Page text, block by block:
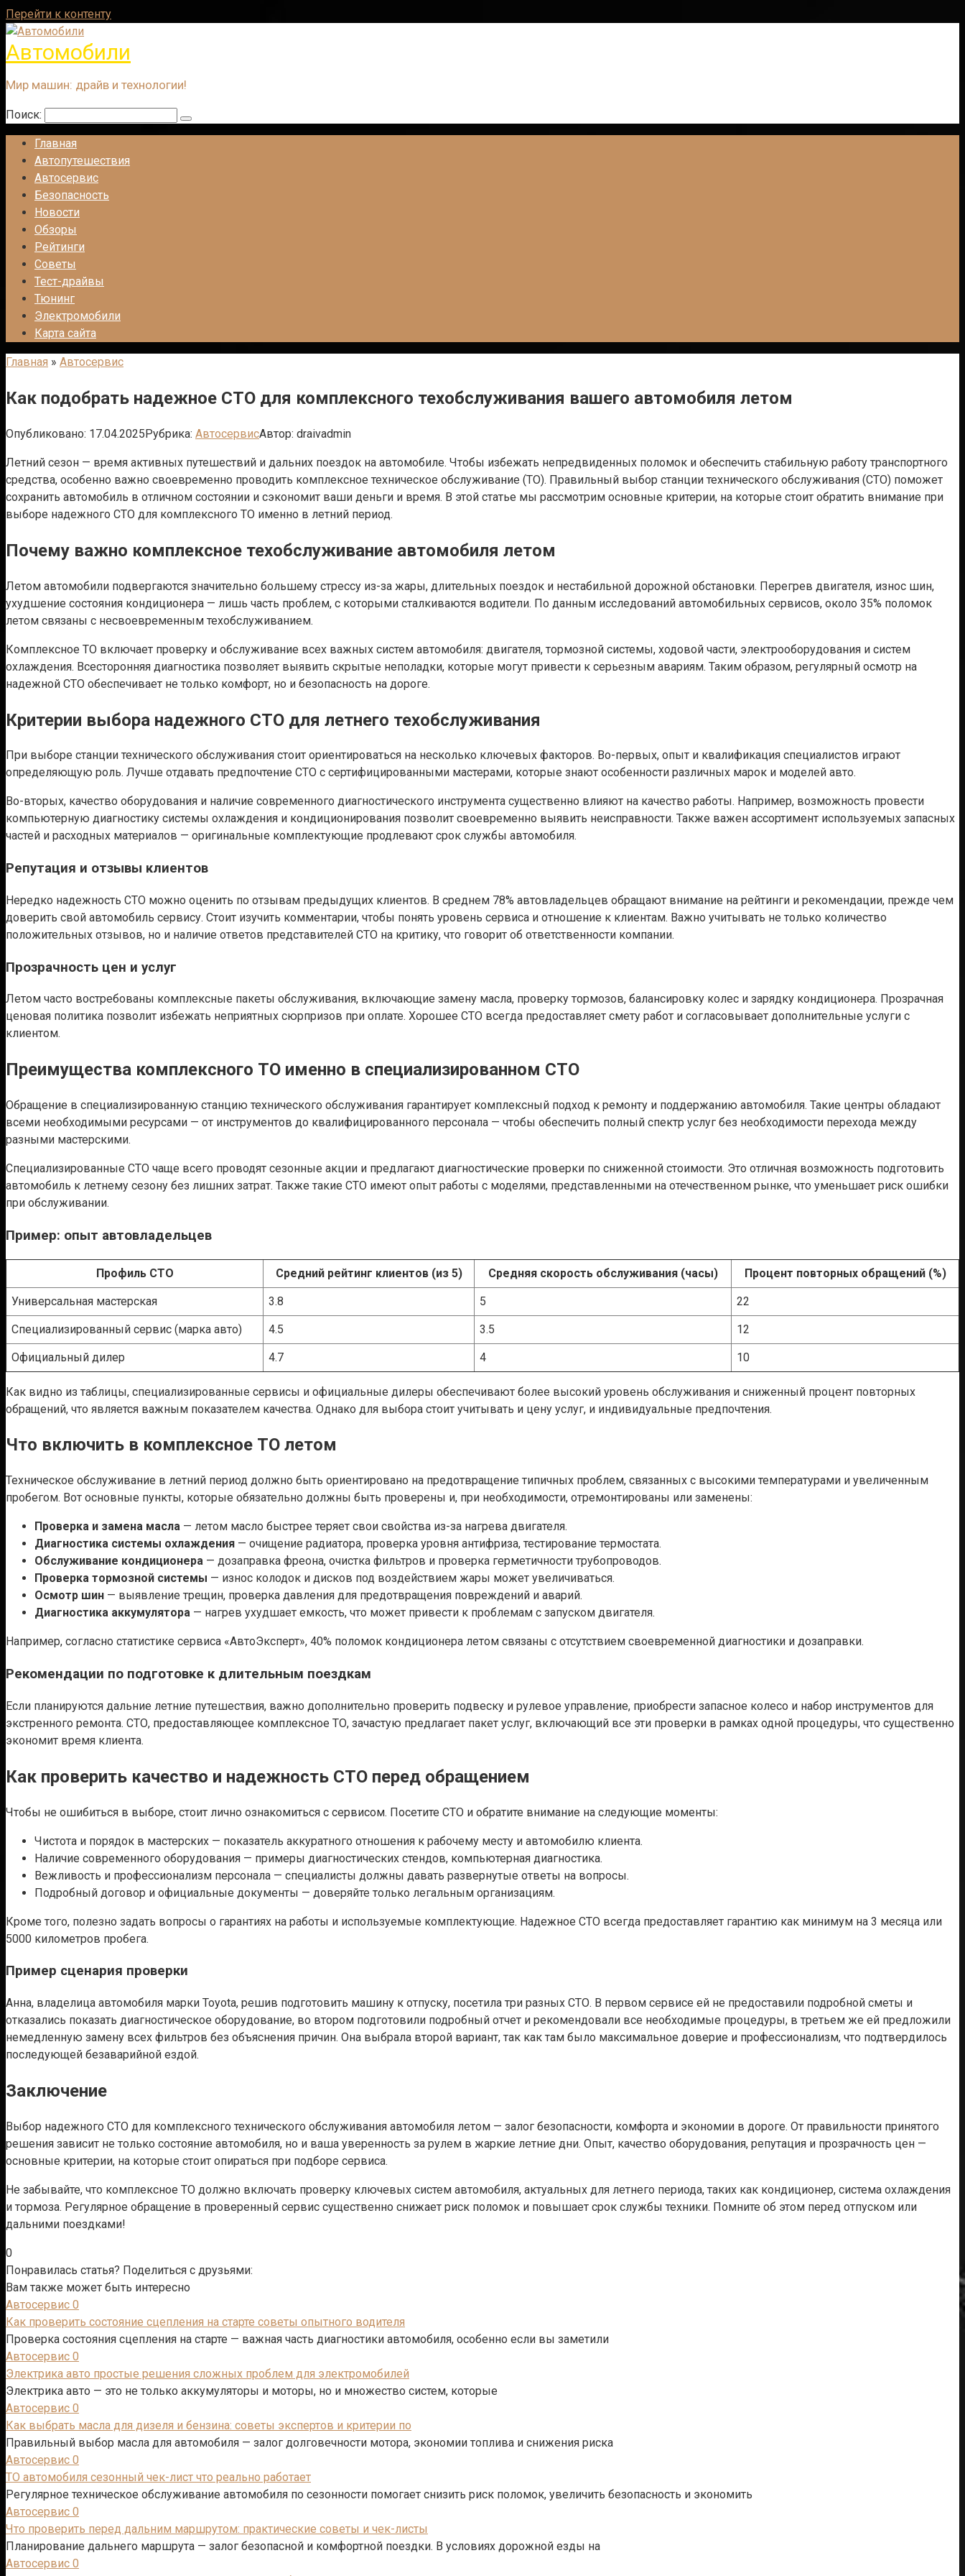
Перейти к контенту
Автомобили
Мир машин: драйв и технологии!
Поиск:
Главная
Автопутешествия
Автосервис
Безопасность
Новости
Обзоры
Рейтинги
Советы
Тест-драйвы
Тюнинг
Электромобили
Карта сайта
Главная » Автосервис
Как подобрать надежное СТО для комплексного техобслуживания вашего автомобиля летом
Опубликовано: 17.04.2025Рубрика: АвтосервисАвтор: draivadmin
Летний сезон — время активных путешествий и дальних поездок на автомобиле. Чтобы избежать непредвиденных поломок и обеспечить стабильную работу транспортного
средства, особенно важно своевременно проводить комплексное техническое обслуживание (ТО). Правильный выбор станции технического обслуживания (СТО) поможет
сохранить автомобиль в отличном состоянии и сэкономит ваши деньги и время. В этой статье мы рассмотрим основные критерии, на которые стоит обратить внимание при
выборе надежного СТО для комплексного ТО именно в летний период.
Почему важно комплексное техобслуживание автомобиля летом
Летом автомобили подвергаются значительно большему стрессу из-за жары, длительных поездок и нестабильной дорожной обстановки. Перегрев двигателя, износ шин,
ухудшение состояния кондиционера — лишь часть проблем, с которыми сталкиваются водители. По данным исследований автомобильных сервисов, около 35% поломок
летом связаны с несвоевременным техобслуживанием.
Комплексное ТО включает проверку и обслуживание всех важных систем автомобиля: двигателя, тормозной системы, ходовой части, электрооборудования и систем
охлаждения. Всесторонняя диагностика позволяет выявить скрытые неполадки, которые могут привести к серьезным авариям. Таким образом, регулярный осмотр на
надежной СТО обеспечивает не только комфорт, но и безопасность на дороге.
Критерии выбора надежного СТО для летнего техобслуживания
При выборе станции технического обслуживания стоит ориентироваться на несколько ключевых факторов. Во-первых, опыт и квалификация специалистов играют
определяющую роль. Лучше отдавать предпочтение СТО с сертифицированными мастерами, которые знают особенности различных марок и моделей авто.
Во-вторых, качество оборудования и наличие современного диагностического инструмента существенно влияют на качество работы. Например, возможность провести
компьютерную диагностику системы охлаждения и кондиционирования позволит своевременно выявить неисправности. Также важен ассортимент используемых запасных
частей и расходных материалов — оригинальные комплектующие продлевают срок службы автомобиля.
Репутация и отзывы клиентов
Нередко надежность СТО можно оценить по отзывам предыдущих клиентов. В среднем 78% автовладельцев обращают внимание на рейтинги и рекомендации, прежде чем
доверить свой автомобиль сервису. Стоит изучить комментарии, чтобы понять уровень сервиса и отношение к клиентам. Важно учитывать не только количество
положительных отзывов, но и наличие ответов представителей СТО на критику, что говорит об ответственности компании.
Прозрачность цен и услуг
Летом часто востребованы комплексные пакеты обслуживания, включающие замену масла, проверку тормозов, балансировку колес и зарядку кондиционера. Прозрачная
ценовая политика позволит избежать неприятных сюрпризов при оплате. Хорошее СТО всегда предоставляет смету работ и согласовывает дополнительные услуги с
клиентом.
Преимущества комплексного ТО именно в специализированном СТО
Обращение в специализированную станцию технического обслуживания гарантирует комплексный подход к ремонту и поддержанию автомобиля. Такие центры обладают
всеми необходимыми ресурсами — от инструментов до квалифицированного персонала — чтобы обеспечить полный спектр услуг без необходимости перехода между
разными мастерскими.
Специализированные СТО чаще всего проводят сезонные акции и предлагают диагностические проверки по сниженной стоимости. Это отличная возможность подготовить
автомобиль к летнему сезону без лишних затрат. Также такие СТО имеют опыт работы с моделями, представленными на отечественном рынке, что уменьшает риск ошибки
при обслуживании.
Пример: опыт автовладельцев
Профиль СТО Средний рейтинг клиентов (из 5) Средняя скорость обслуживания (часы) Процент повторных обращений (%)
Универсальная мастерская 3.8 5 22
Специализированный сервис (марка авто) 4.5 3.5 12
Официальный дилер 4.7 4 10
Как видно из таблицы, специализированные сервисы и официальные дилеры обеспечивают более высокий уровень обслуживания и сниженный процент повторных
обращений, что является важным показателем качества. Однако для выбора стоит учитывать и цену услуг, и индивидуальные предпочтения.
Что включить в комплексное ТО летом
Техническое обслуживание в летний период должно быть ориентировано на предотвращение типичных проблем, связанных с высокими температурами и увеличенным
пробегом. Вот основные пункты, которые обязательно должны быть проверены и, при необходимости, отремонтированы или заменены:
Проверка и замена масла — летом масло быстрее теряет свои свойства из-за нагрева двигателя.
Диагностика системы охлаждения — очищение радиатора, проверка уровня антифриза, тестирование термостата.
Обслуживание кондиционера — дозаправка фреона, очистка фильтров и проверка герметичности трубопроводов.
Проверка тормозной системы — износ колодок и дисков под воздействием жары может увеличиваться.
Осмотр шин — выявление трещин, проверка давления для предотвращения повреждений и аварий.
Диагностика аккумулятора — нагрев ухудшает емкость, что может привести к проблемам с запуском двигателя.
Например, согласно статистике сервиса «АвтоЭксперт», 40% поломок кондиционера летом связаны с отсутствием своевременной диагностики и дозаправки.
Рекомендации по подготовке к длительным поездкам
Если планируются дальние летние путешествия, важно дополнительно проверить подвеску и рулевое управление, приобрести запасное колесо и набор инструментов для
экстренного ремонта. СТО, предоставляющее комплексное ТО, зачастую предлагает пакет услуг, включающий все эти проверки в рамках одной процедуры, что существенно
экономит время клиента.
Как проверить качество и надежность СТО перед обращением
Чтобы не ошибиться в выборе, стоит лично ознакомиться с сервисом. Посетите СТО и обратите внимание на следующие моменты:
Чистота и порядок в мастерских — показатель аккуратного отношения к рабочему месту и автомобилю клиента.
Наличие современного оборудования — примеры диагностических стендов, компьютерная диагностика.
Вежливость и профессионализм персонала — специалисты должны давать развернутые ответы на вопросы.
Подробный договор и официальные документы — доверяйте только легальным организациям.
Кроме того, полезно задать вопросы о гарантиях на работы и используемые комплектующие. Надежное СТО всегда предоставляет гарантию как минимум на 3 месяца или
5000 километров пробега.
Пример сценария проверки
Анна, владелица автомобиля марки Toyota, решив подготовить машину к отпуску, посетила три разных СТО. В первом сервисе ей не предоставили подробной сметы и
отказались показать диагностическое оборудование, во втором подготовили подробный отчет и рекомендовали все необходимые процедуры, в третьем же ей предложили
немедленную замену всех фильтров без объяснения причин. Она выбрала второй вариант, так как там было максимальное доверие и профессионализм, что подтвердилось
последующей безаварийной ездой.
Заключение
Выбор надежного СТО для комплексного технического обслуживания автомобиля летом — залог безопасности, комфорта и экономии в дороге. От правильности принятого
решения зависит не только состояние автомобиля, но и ваша уверенность за рулем в жаркие летние дни. Опыт, качество оборудования, репутация и прозрачность цен —
основные критерии, на которые стоит опираться при подборе сервиса.
Не забывайте, что комплексное ТО должно включать проверку ключевых систем автомобиля, актуальных для летнего периода, таких как кондиционер, система охлаждения
и тормоза. Регулярное обращение в проверенный сервис существенно снижает риск поломок и повышает срок службы техники. Помните об этом перед отпуском или
дальними поездками!
0
Понравилась статья? Поделиться с друзьями:
Вам также может быть интересно
Автосервис 0
Как проверить состояние сцепления на старте советы опытного водителя
Проверка состояния сцепления на старте — важная часть диагностики автомобиля, особенно если вы заметили
Автосервис 0
Электрика авто простые решения сложных проблем для электромобилей
Электрика авто — это не только аккумуляторы и моторы, но и множество систем, которые
Автосервис 0
Как выбрать масла для дизеля и бензина: советы экспертов и критерии по
Правильный выбор масла для автомобиля — залог долговечности мотора, экономии топлива и снижения риска
Автосервис 0
ТО автомобиля сезонный чек-лист что реально работает
Регулярное техническое обслуживание автомобиля по сезонности помогает снизить риск поломок, увеличить безопасность и экономить
Автосервис 0
Что проверить перед дальним маршрутом: практические советы и чек-листы
Планирование дальнего маршрута — залог безопасной и комфортной поездки. В условиях дорожной езды на
Автосервис 0